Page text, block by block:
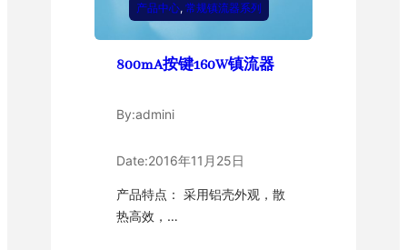
产品中心, 常规镇流器系列
800mA按键160W镇流器
By:admini
Date:2016年11月25日
产品特点： 采用铝壳外观，散
热高效，…